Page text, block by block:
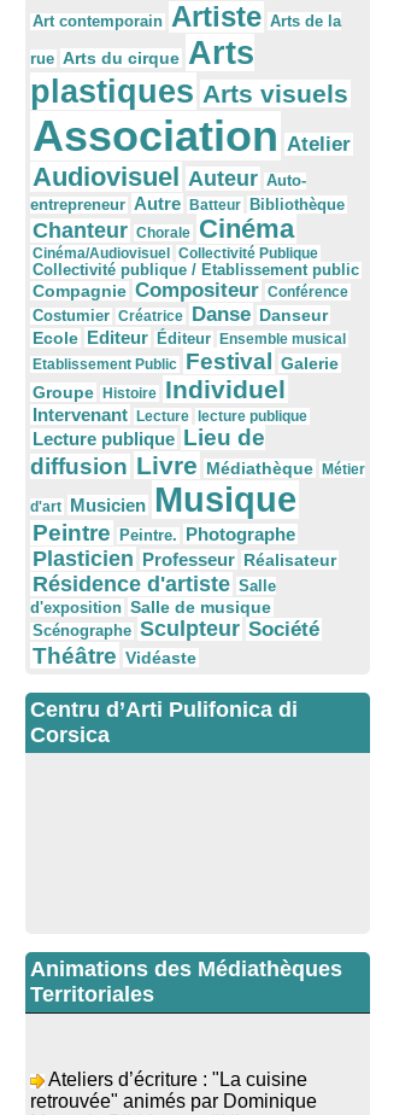
Art contemporain Artiste Arts de la
rue Arts du cirque Arts
plastiques Arts visuels
Association Atelier
Audiovisuel Auteur Auto-
entrepreneur Autre Batteur Bibliothèque
Chanteur Chorale Cinéma
Cinéma/Audiovisuel
Collectivité Publique
Collectivité publique / Etablissement public
Compagnie Compositeur Conférence
Costumier Créatrice Danse Danseur
Ecole Editeur Éditeur
Ensemble musical
Etablissement Public Festival Galerie
Groupe
Histoire Individuel
Intervenant Lecture lecture publique
Lecture publique Lieu de
diffusion Livre Médiathèque Métier
d'art Musicien Musique
Peintre Peintre. Photographe
Plasticien Professeur Réalisateur
Résidence d'artiste Salle
d'exposition Salle de musique
Scénographe Sculpteur Société
Théâtre Vidéaste
Centru d’Arti Pulifonica di
Corsica
Animations des Médiathèques
Territoriales
retrouvée" animés par Dominique
Memmi - Bibbiuteca d’Ulmetu /